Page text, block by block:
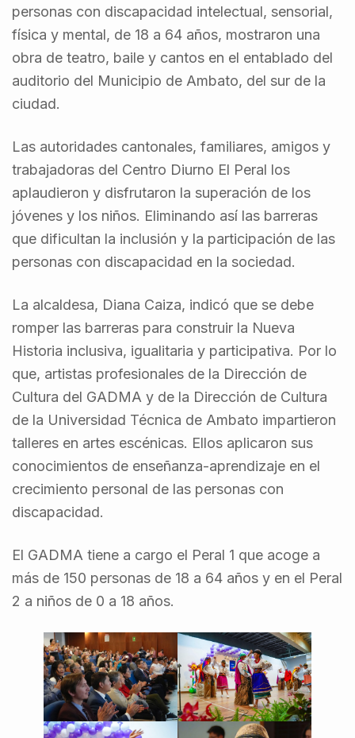
personas con discapacidad intelectual, sensorial,
física y mental, de 18 a 64 años, mostraron una
obra de teatro, baile y cantos en el entablado del
auditorio del Municipio de Ambato, del sur de la
ciudad.
Las autoridades cantonales, familiares, amigos y
trabajadoras del Centro Diurno El Peral los
aplaudieron y disfrutaron la superación de los
jóvenes y los niños. Eliminando así las barreras
que dificultan la inclusión y la participación de las
personas con discapacidad en la sociedad.
La alcaldesa, Diana Caiza, indicó que se debe
romper las barreras para construir la Nueva
Historia inclusiva, igualitaria y participativa. Por lo
que, artistas profesionales de la Dirección de
Cultura del GADMA y de la Dirección de Cultura
de la Universidad Técnica de Ambato impartieron
talleres en artes escénicas. Ellos aplicaron sus
conocimientos de enseñanza-aprendizaje en el
crecimiento personal de las personas con
discapacidad.
El GADMA tiene a cargo el Peral 1 que acoge a
más de 150 personas de 18 a 64 años y en el Peral
2 a niños de 0 a 18 años.